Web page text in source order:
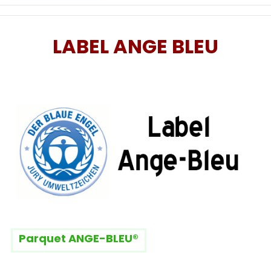
LABEL ANGE BLEU
Parquet ANGE-BLEU®